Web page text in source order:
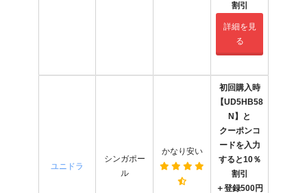
割引
詳細を見
る
ユニドラ
シンガポー
ル
かなり安い
初回購入時
【UD5HB58
N】と
クーポンコ
ードを入力
すると10％
割引
＋登録500円